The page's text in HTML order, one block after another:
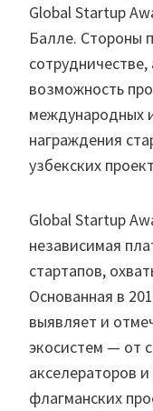
Global Startup
Балле. Стороны
возможность
международных
награждения
узбекских
Global Startup
независимая
стартапов,
Основанная в
выявляет и
экосистем — от
акселераторов
флагманских